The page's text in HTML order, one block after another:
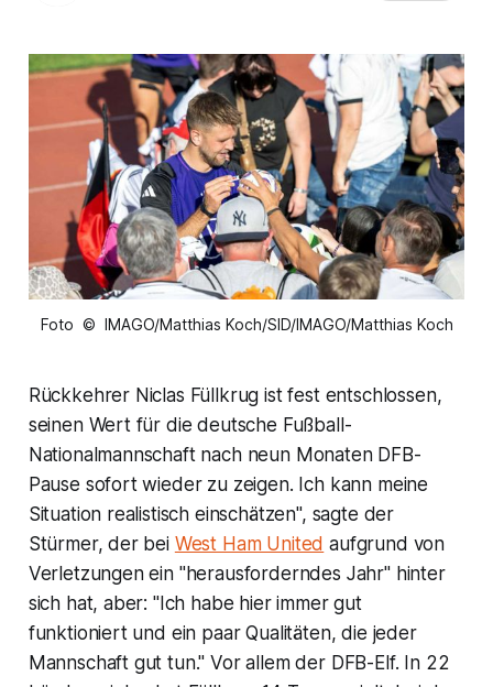
Foto © IMAGO/Matthias Koch/SID/IMAGO/Matthias Koch
Rückkehrer Niclas Füllkrug ist fest entschlossen,
seinen Wert für die deutsche Fußball-
Nationalmannschaft nach neun Monaten DFB-
Pause sofort wieder zu zeigen. Ich kann meine
Situation realistisch einschätzen", sagte der
Stürmer, der bei West Ham United aufgrund von
Verletzungen ein "herausforderndes Jahr" hinter
sich hat, aber: "Ich habe hier immer gut
funktioniert und ein paar Qualitäten, die jeder
Mannschaft gut tun." Vor allem der DFB-Elf. In 22